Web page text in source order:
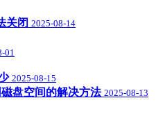
关闭 2025-08-14
01
2025-08-15
盘空间的解决方法 2025-08-13